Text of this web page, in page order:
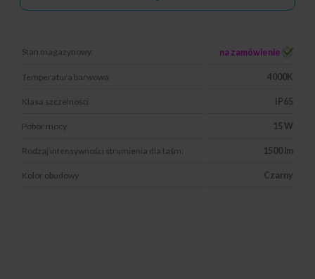
Stan magazynowy: na zamówienie
Temperatura barwowa 4000K
Klasa szczelności IP65
Pobór mocy 15 W
Rodzaj intensywności strumienia dla taśm: 1500 lm
Kolor obudowy Czarny